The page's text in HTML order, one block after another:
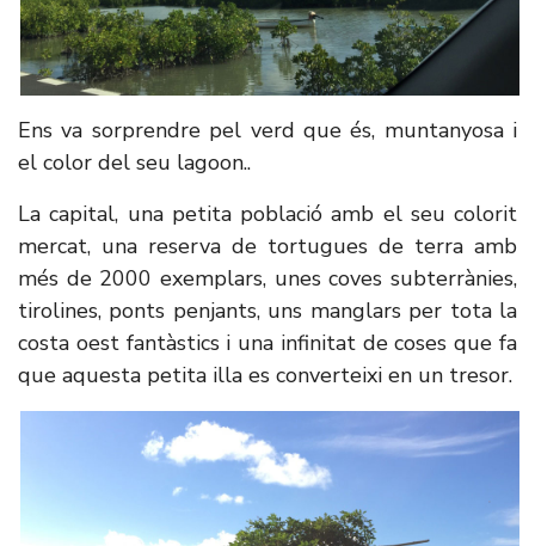
Ens va sorprendre pel verd que és, muntanyosa i
el color del seu lagoon..
La capital, una petita població amb el seu colorit
mercat, una reserva de tortugues de terra amb
més de 2000 exemplars, unes coves subterrànies,
tirolines, ponts penjants, uns manglars per tota la
costa oest fantàstics i una infinitat de coses que fa
que aquesta petita illa es converteixi en un tresor.